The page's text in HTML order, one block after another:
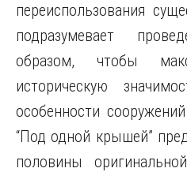
переиспользования
подразумевает
образом, чтобы
историческую
особенности
“Под одной крышей”
половины